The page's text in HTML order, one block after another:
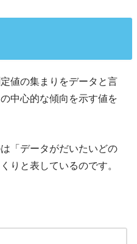
値の集まりをデータと言
中心的な傾向を示す値を
「データがだいたいどの
りと表しているのです。